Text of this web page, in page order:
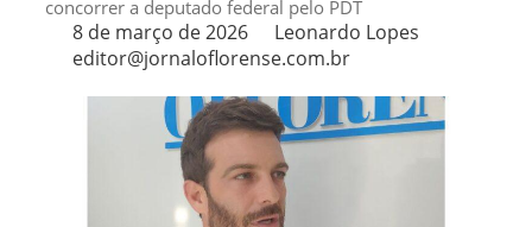
concorrer a deputado federal pelo PDT
8 de março de 2026
Leonardo Lopes
editor@jornaloflorense.com.br